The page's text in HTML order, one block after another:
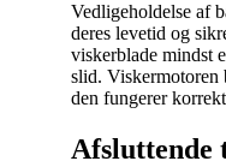
Vedligeholdelse af
deres levetid og
viskerblade mindst
slid. Viskermotoren
den fungerer
Afsluttende